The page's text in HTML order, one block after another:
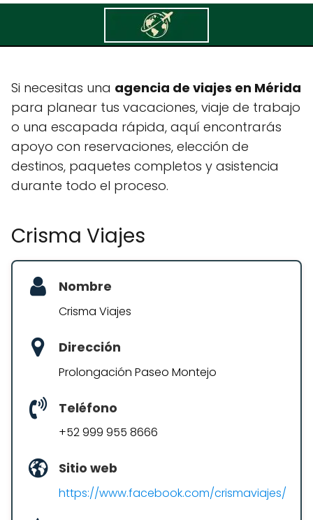
Crisma Viajes
Si necesitas una agencia de viajes en Mérida
para planear tus vacaciones, viaje de trabajo
o una escapada rápida, aquí encontrarás
apoyo con reservaciones, elección de
destinos, paquetes completos y asistencia
durante todo el proceso.
Crisma Viajes
Nombre
Crisma Viajes
Dirección
Prolongación Paseo Montejo
Teléfono
+52 999 955 8666
Sitio web
https://www.facebook.com/crismaviajes/